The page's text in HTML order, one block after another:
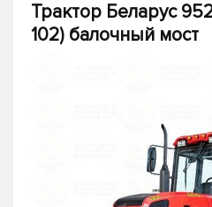
Трактор Беларус
102) балочный мост